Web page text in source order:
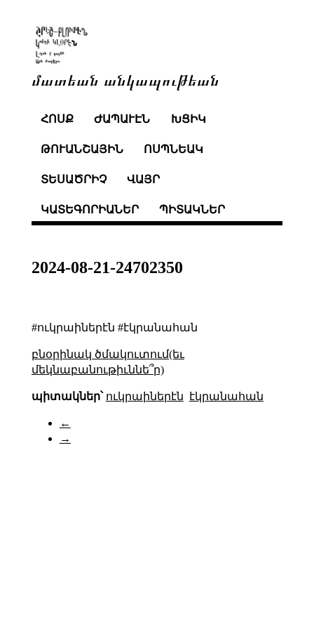
մատեան անկապութեան
ՀՈՍՔ ԺԱՊԱՒԷՆ ԽՑԻԿ
ԹՈՒԱՆՇԱՅԻՆ ՈՍՊՆԵԱԿ
ՏԵՍԱԾՐԻՉ ՎԱՅՐ
ԿԱՏԵԳՈՐԻԱՆԵՐ ՊԻՏԱԿՆԵՐ
2024-08-21-24702350
#ուկրաիներէն #էկրանահան
բնօրինակ ծմակուտում(եւ
մեկնաբանութիւննե՞ր)
պիտակներ՝ ուկրաիներէն էկրանահան
←
→